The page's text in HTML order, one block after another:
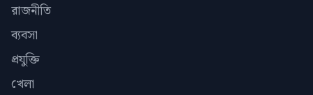
রাজনীতি
ব্যবসা
প্রযুক্তি
খেলা